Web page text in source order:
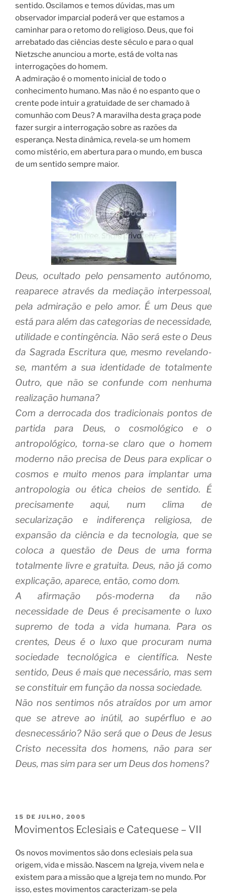
sentido. Oscilamos e temos dúvidas, mas um
observador imparcial poderá ver que estamos a
caminhar para o retomo do religioso. Deus, que foi
arrebatado das ciências deste século e para o qual
Nietzsche anunciou a morte, está de volta nas
interrogações do homem.
A admiração é o momento inicial de todo o
conhecimento humano. Mas não é no espanto que o
crente pode intuir a gratuidade de ser chamado à
comunhão com Deus? A maravilha desta graça pode
fazer surgir a interrogação sobre as razões da
esperança. Nesta dinâmica, revela-se um homem
como mistério, em abertura para o mundo, em busca
de um sentido sempre maior.
Deus, ocultado pelo pensamento autónomo,
reaparece através da mediação interpessoal,
pela admiração e pelo amor. É um Deus que
está para além das categorias de necessidade,
utilidade e contingência. Não será este o Deus
da Sagrada Escritura que, mesmo revelando-
se, mantém a sua identidade de totalmente
Outro, que não se confunde com nenhuma
realização humana?
Com a derrocada dos tradicionais pontos de
partida para Deus, o cosmológico e o
antropológico, torna-se claro que o homem
moderno não precisa de Deus para explicar o
cosmos e muito menos para implantar uma
antropologia ou ética cheios de sentido. É
precisamente aqui, num clima de
secularização e indiferença religiosa, de
expansão da ciência e da tecnologia, que se
coloca a questão de Deus de uma forma
totalmente livre e gratuita. Deus, não já como
explicação, aparece, então, como dom.
A afirmação pós-moderna da não
necessidade de Deus é precisamente o luxo
supremo de toda a vida humana. Para os
crentes, Deus é o luxo que procuram numa
sociedade tecnológica e científica. Neste
sentido, Deus é mais que necessário, mas sem
se constituir em função da nossa sociedade.
Não nos sentimos nós atraídos por um amor
que se atreve ao inútil, ao supérfluo e ao
desnecessário? Não será que o Deus de Jesus
Cristo necessita dos homens, não para ser
Deus, mas sim para ser um Deus dos homens?
PUBLICADO
EM
15 DE JULHO, 2005
Movimentos Eclesiais e Catequese – VII
Os novos movimentos são dons eclesiais pela sua
origem, vida e missão. Nascem na Igreja, vivem nela e
existem para a missão que a Igreja tem no mundo. Por
isso, estes movimentos caracterizam-se pela